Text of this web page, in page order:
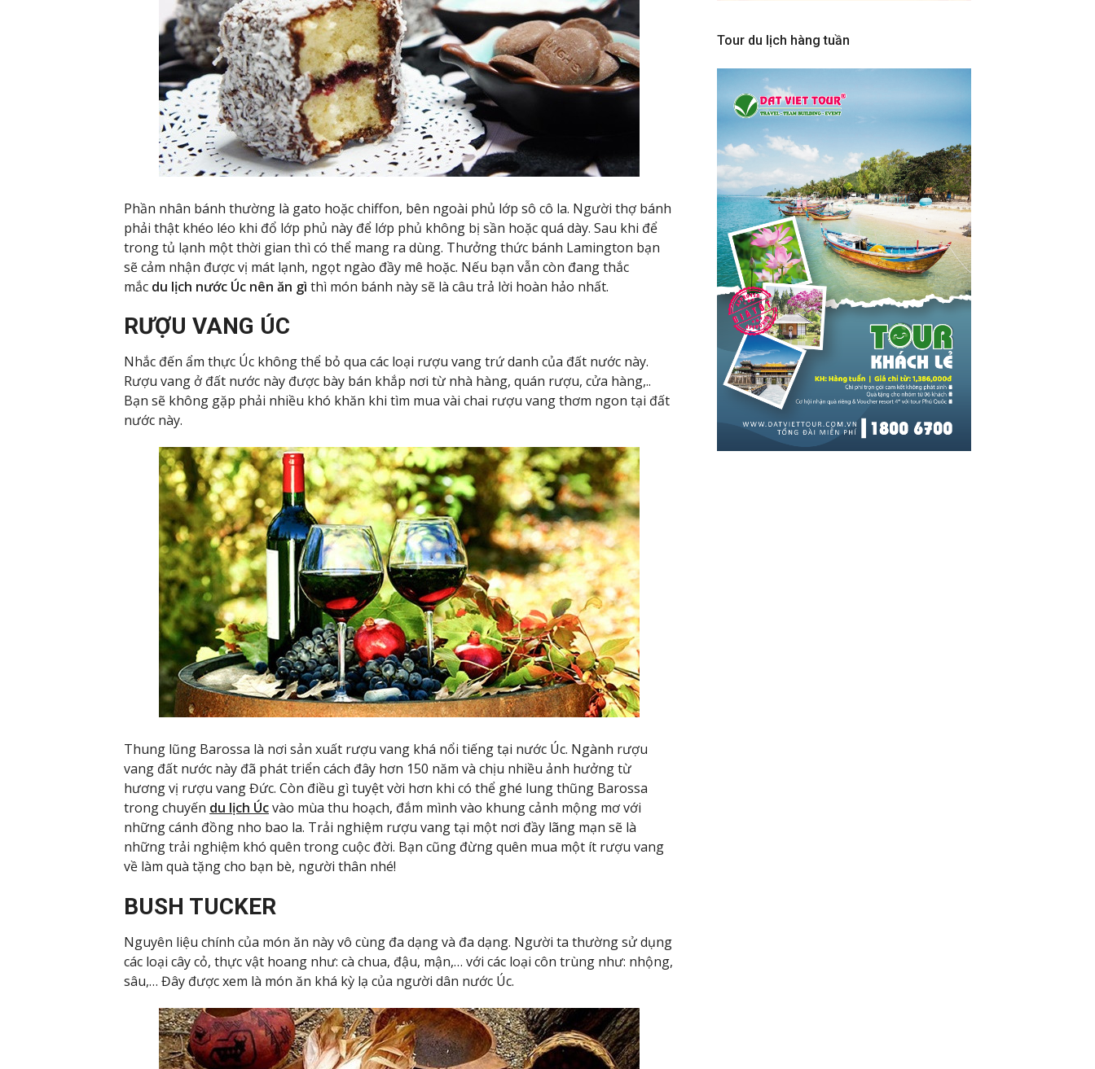
Phần nhân bánh thường là gato hoặc chiffon, bên ngoài phủ lớp sô cô la. Người thợ bánh
phải thật khéo léo khi đổ lớp phủ này để lớp phủ không bị sần hoặc quá dày. Sau khi để
trong tủ lạnh một thời gian thì có thể mang ra dùng. Thưởng thức bánh Lamington bạn
sẽ cảm nhận được vị mát lạnh, ngọt ngào đầy mê hoặc. Nếu bạn vẫn còn đang thắc
mắc du lịch nước Úc nên ăn gì thì món bánh này sẽ là câu trả lời hoàn hảo nhất.
RƯỢU VANG ÚC
Nhắc đến ẩm thực Úc không thể bỏ qua các loại rượu vang trứ danh của đất nước này.
Rượu vang ở đất nước này được bày bán khắp nơi từ nhà hàng, quán rượu, cửa hàng,..
Bạn sẽ không gặp phải nhiều khó khăn khi tìm mua vài chai rượu vang thơm ngon tại đất
nước này.
Thung lũng Barossa là nơi sản xuất rượu vang khá nổi tiếng tại nước Úc. Ngành rượu
vang đất nước này đã phát triển cách đây hơn 150 năm và chịu nhiều ảnh hưởng từ
hương vị rượu vang Đức. Còn điều gì tuyệt vời hơn khi có thể ghé lung thũng Barossa
trong chuyến du lịch Úcvào mùa thu hoạch, đắm mình vào khung cảnh mộng mơ với
những cánh đồng nho bao la. Trải nghiệm rượu vang tại một nơi đầy lãng mạn sẽ là
những trải nghiệm khó quên trong cuộc đời. Bạn cũng đừng quên mua một ít rượu vang
về làm quà tặng cho bạn bè, người thân nhé!
BUSH TUCKER
Nguyên liệu chính của món ăn này vô cùng đa dạng và đa dạng. Người ta thường sử dụng
các loại cây cỏ, thực vật hoang như: cà chua, đậu, mận,… với các loại côn trùng như: nhộng,
sâu,… Đây được xem là món ăn khá kỳ lạ của người dân nước Úc.
Tour du lịch hàng tuần